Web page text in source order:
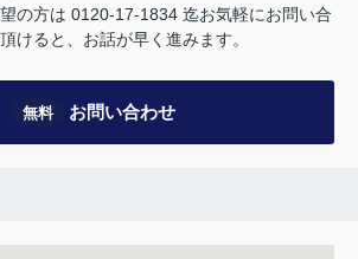
の方は 0120-17-1834 迄お気軽にお問い合
けると、お話が早く進みます。
無料 お問い合わせ